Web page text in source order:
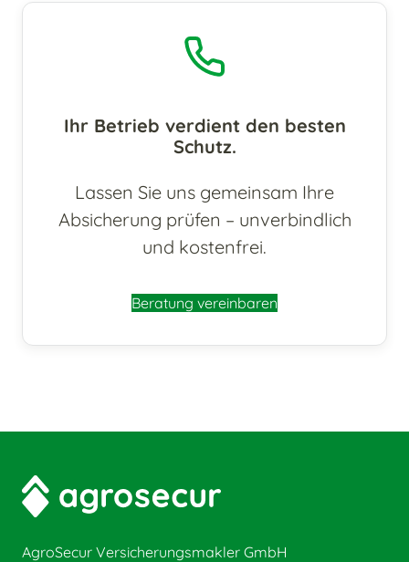
Ihr Betrieb verdient den besten
Schutz.
Lassen Sie uns gemeinsam Ihre
Absicherung prüfen – unverbindlich
und kostenfrei.
Beratung vereinbaren
AgroSecur Versicherungsmakler GmbH